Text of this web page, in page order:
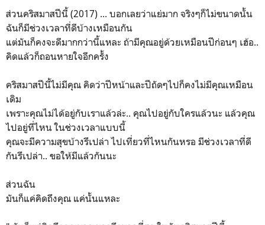
ส่วนคริสมาสปีนี้ (2017) ... บอกเลยว่าแย่มาก จริงๆก็ไม่ขนาดนั้น
ฉันก็มีช่วงเวลาที่ดีบ้างเหมือนกัน
แต่มันก็คงจะดีมากกว่านี้แหละ ถ้ามีคุณอยู่ด้วยเหมือนปีก่อนๆ เฮ้อ..
คิดแล้วก็ถอนหายใจอีกครั้ง
คริสมาสปีนี้ไม่มีคุณ คิดว่าปีหน้าและปีถัดๆไปก็คงไม่มีคุณเหมือน
เดิม
เพราะคุณไม่ได้อยู่กับเราแล้วล่ะ.. คุณไปอยู่กับใครแล้วนะ แล้วคุณ
ไปอยู่ที่ไหน ในช่วงเวลาแบบนี้
คุณจะมีความสุขบ้างรึเปล่า ไปเที่ยวที่ไหนกันหรอ มีช่วงเวลาที่ดี
กันรึเปล่า.. ขอให้มีแล้วกันนะ
ส่วนฉัน
มันก็แค่คิดถึงคุณ แค่นั้นแหละ